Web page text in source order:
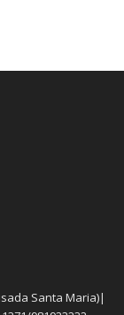
Santa Maria)|